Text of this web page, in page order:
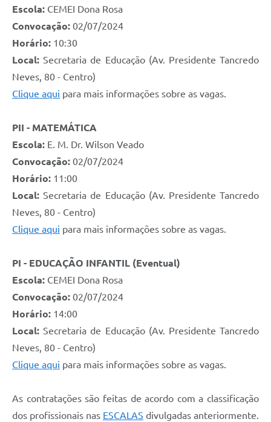
Escola: CEMEI Dona Rosa
Convocação: 02/07/2024
Horário: 10:30
Local: Secretaria de Educação (Av. Presidente Tancredo
Neves, 80 - Centro)
Clique aqui para mais informações sobre as vagas.
PII - MATEMÁTICA
Escola: E. M. Dr. Wilson Veado
Convocação: 02/07/2024
Horário: 11:00
Local:Secretaria de Educação (Av. Presidente Tancredo
Neves, 80 - Centro)
Clique aqui para mais informações sobre as vagas.
PI - EDUCAÇÃO INFANTIL (Eventual)
Escola: CEMEI Dona Rosa
Convocação: 02/07/2024
Horário: 14:00
Local:Secretaria de Educação (Av. Presidente Tancredo
Neves, 80 - Centro)
Clique aqui para mais informações sobre as vagas.
As contratações são feitas de acordo com a classificação
dos profissionais nas ESCALAS divulgadas anteriormente.